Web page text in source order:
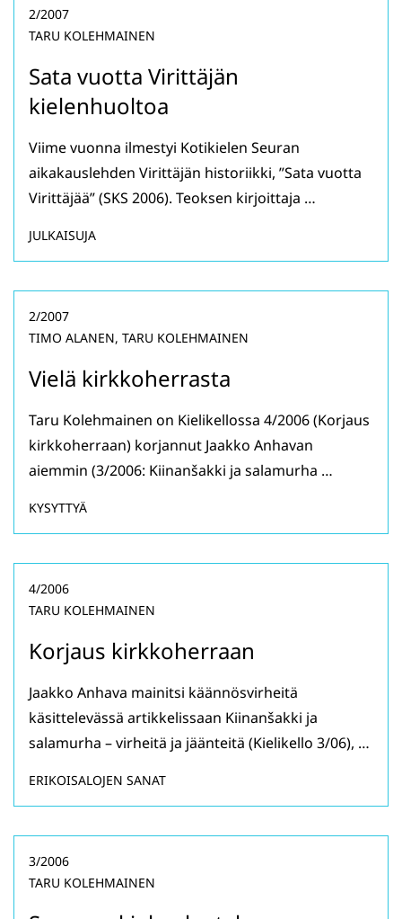
Sata vuotta Virittäjän
kielenhuoltoa
2/2007
TARU KOLEHMAINEN
Viime vuonna ilmestyi Kotikielen Seuran
aikakauslehden Virittäjän historiikki, ”Sata vuotta
Virittäjää” (SKS 2006). Teoksen kirjoittaja …
JULKAISUJA
Vielä kirkkoherrasta
2/2007
TIMO ALANEN, TARU KOLEHMAINEN
Taru Kolehmainen on Kielikellossa 4/2006 (Korjaus
kirkkoherraan) korjannut Jaakko Anhavan
aiemmin (3/2006: Kiinanšakki ja salamurha …
KYSYTTYÄ
Korjaus kirkkoherraan
4/2006
TARU KOLEHMAINEN
Jaakko Anhava mainitsi käännösvirheitä
käsittelevässä artikkelissaan Kiinanšakki ja
salamurha – virheitä ja jäänteitä (Kielikello 3/06), …
ERIKOISALOJEN SANAT
3/2006
TARU KOLEHMAINEN